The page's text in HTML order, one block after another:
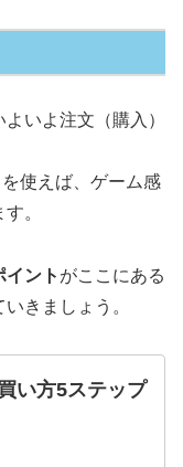
いよ注文（購入）
使えば、ゲーム感
。
ント がここにある
きましょう。
い方5ステップ